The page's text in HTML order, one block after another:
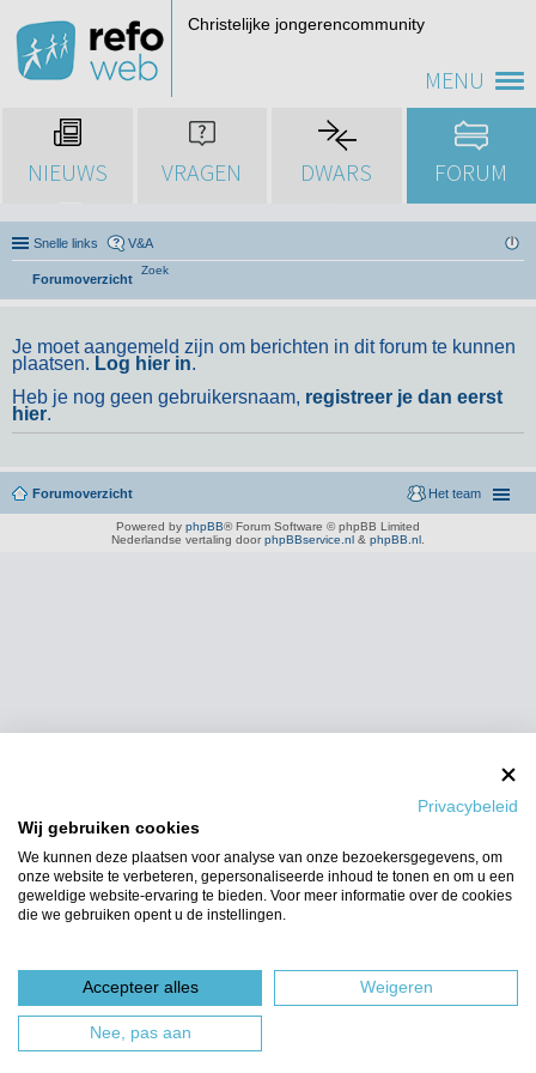
Privacybeleid
Wij gebruiken cookies
We kunnen deze plaatsen voor analyse van onze bezoekersgegevens, om
onze website te verbeteren, gepersonaliseerde inhoud te tonen en om u een
geweldige website-ervaring te bieden. Voor meer informatie over de cookies
die we gebruiken opent u de instellingen.
Accepteer alles Weigeren
Nee, pas aan
MENU
Christelijke jongerencommunity
NIEUWS VRAGEN DWARS FORUM
Snelle links V&A
Forumoverzicht
Zoek
Je moet aangemeld zijn om berichten in dit forum te kunnen
plaatsen. Log hier in.
Heb je nog geen gebruikersnaam, registreer je dan eerst
hier.
Forumoverzicht Het team
Powered by phpBB® Forum Software © phpBB Limited
Nederlandse vertaling door phpBBservice.nl & phpBB.nl